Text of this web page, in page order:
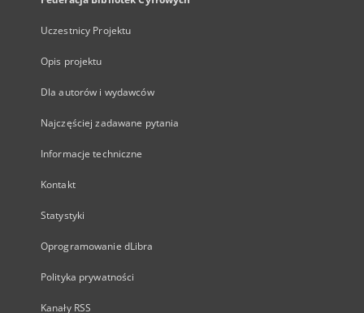
Uczestnicy Projektu
Opis projektu
Dla autorów i wydawców
Najczęściej zadawane pytania
Informacje techniczne
Kontakt
Statystyki
Oprogramowanie dLibra
Polityka prywatności
Kanały RSS